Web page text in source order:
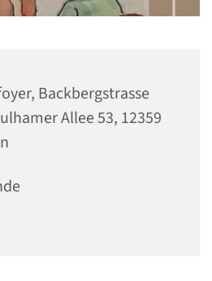
Backbergstrasse
Allee 53, 12359